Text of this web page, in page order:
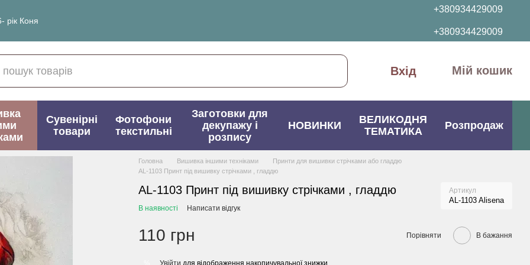
рік Коня
+380934429009
+380934429009
Вхід Мій кошик
Сувенірні
товари
Фотофони
текстильні
Заготовки для
декупажу і
розпису
НОВИНКИ
ВЕЛИКОДНЯ
ТЕМАТИКА
Розпродаж
Головна Вишивка іншими техніками
Принти для вишивки стрічками або гладдю
АL-1103 Принт під вишивку стрічками , гладдю
АL-1103 Принт під вишивку стрічками , гладдю Артикул
AL-1103 Alisena
В наявності Написати відгук
110 грн Порівняти В бажання
Увійти для відображення накопичувальної знижки